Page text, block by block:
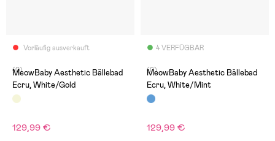
Vorläufig ausverkauft
(0)
MeowBaby Aesthetic Bällebad
Ecru, White/Gold
129,99 €
4 VERFÜGBAR
(0)
MeowBaby Aesthetic Bällebad
Ecru, White/Mint
129,99 €